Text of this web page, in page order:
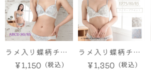
ラメ入り蝶柄チュ
ール ブラ＆ショー
￥1,150
ラメ入り蝶柄チュ
ールレース EFカ
￥1,350